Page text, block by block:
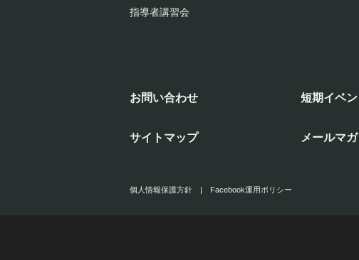
指導者講習会
お問い合わせ 短期イベン
サイトマップ メールマ
個人情報保護方針 | Facebook運用ポリシー